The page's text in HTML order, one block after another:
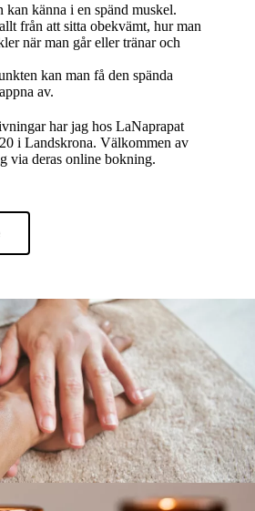
kan känna i en spänd muskel.
från att sitta obekvämt, hur man
när man går eller tränar och
kan man få den spända
av.
har jag hos LaNaprapat
i Landskrona. Välkommen av
via deras online bokning.